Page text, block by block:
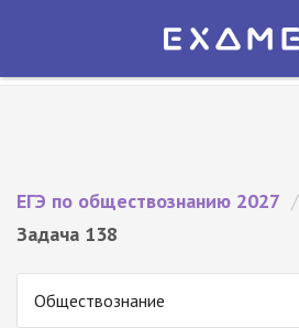
Экзамер — ЕГЭ 2027
ЕГЭ по обществознанию 2027 /
Задача 138
Обществознание